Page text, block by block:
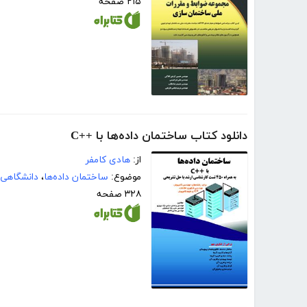
دانلود کتاب ساختمان داده‌ها با ++C
از: هادی کامفر
موضوع: ساختمان داده‌ها، دانشگاهی
۳۲۸ صفحه